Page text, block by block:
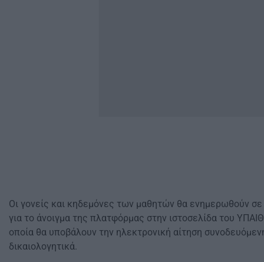
Οι γονείς και κηδεμόνες των μαθητών θα ενημερωθούν
για το άνοιγμα της πλατφόρμας στην ιστοσελίδα του
οποία θα υποβάλουν την ηλεκτρονική αίτηση
δικαιολογητικά.